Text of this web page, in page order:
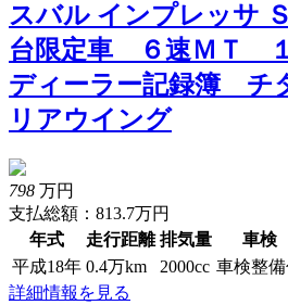
スバル インプレッサ
台限定車 ６速ＭＴ
ディーラー記録簿 チ
リアウイング
798 万円
支払総額：813.7万円
年式
走行距離 排気量 車検
平成18年 0.4万km 2000cc 車検整
詳細情報を見る